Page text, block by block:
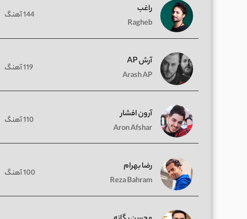
راغب
Ragheb
144 آهنگ
آرش AP
Arash AP
119 آهنگ
آرون افشار
Aron Afshar
110 آهنگ
رضا بهرام
Reza Bahram
100 آهنگ